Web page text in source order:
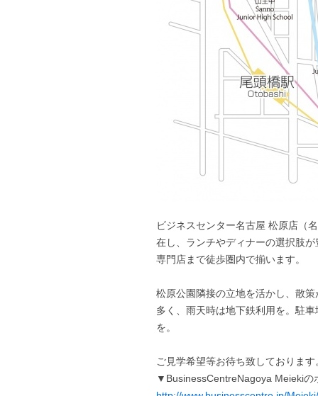
ビジネスセンター名古屋 松原店（
在し、ランチやディナーの選択肢
専門店まで徒歩圏内で揃います。
松原公園隣接の立地を活かし、散
多く、雨天時は地下鉄利用を。駐
を。
ご見学希望等お待ち致しております
▼BusinessCentreNagoya Meieki